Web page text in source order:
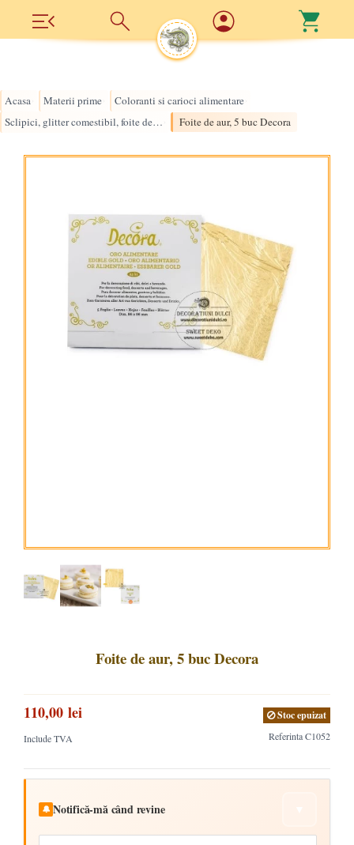
Acasa Materii prime Coloranti si carioci alimentare
Sclipici, glitter comestibil, foite de aur Foite de aur, 5 buc Decora
Foite de aur, 5 buc Decora
ReferintaC1052
Stoc epuizat
110,00 lei
Include TVA
🔔 Notifică-mă când revine